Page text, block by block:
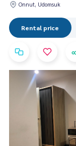
Onnut, Udomsuk
Rental price